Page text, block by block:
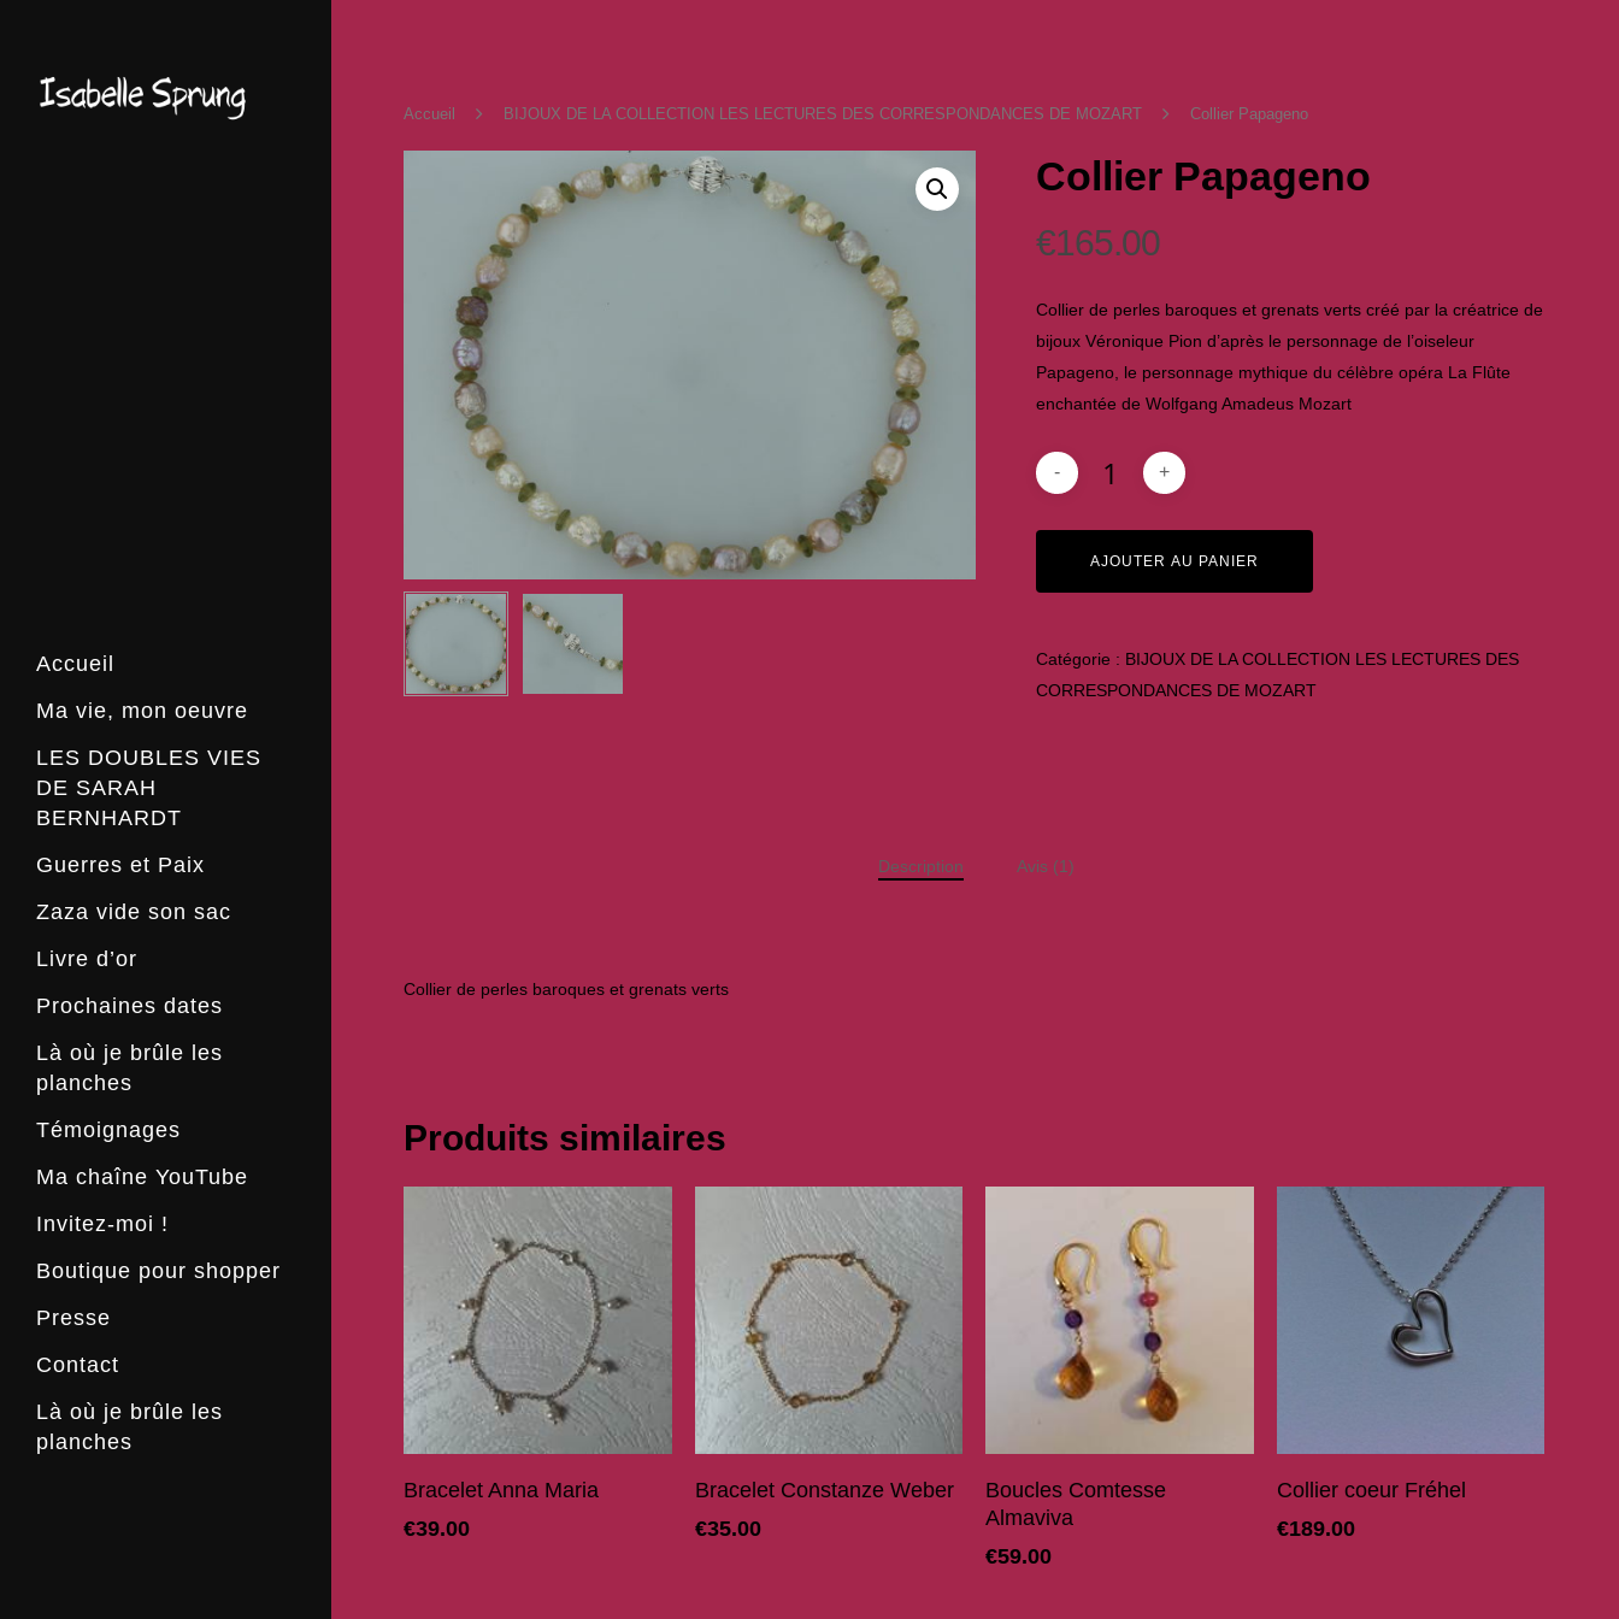
Accueil
Ma vie, mon oeuvre
LES DOUBLES VIES
DE SARAH
BERNHARDT
Guerres et Paix
Zaza vide son sac
Livre d’or
Prochaines dates
Zaza sur le retour et De Fréhel à
nos jours
Les lectures des
Correspondances de Mozart
Le passé, c’est le passé
Là où je brûle les
planches
De Fréhel à nos jours
Zaza sur le retour
Témoignages
Ma chaîne YouTube
Invitez-moi !
Boutique pour shopper
Presse
Interview de Zaza
Interview radio
Contact
Là où je brûle les
planches
Accueil BIJOUX DE LA COLLECTION LES LECTURES DES CORRESPONDANCES DE MOZART Collier Papageno
Collier Papageno
€165.00
Collier de perles baroques et grenats verts créé par la créatrice de
bijoux Véronique Pion d’après le personnage de l’oiseleur
Papageno, le personnage mythique du célèbre opéra La Flûte
enchantée de Wolfgang Amadeus Mozart
AJOUTER AU PANIER
Catégorie : BIJOUX DE LA COLLECTION LES LECTURES DES
CORRESPONDANCES DE MOZART
Description Avis (1)
Collier de perles baroques et grenats verts
Produits similaires
Ajouter Au Panier
Bracelet Anna Maria
€39.00
Ajouter Au Panier
Bracelet Constanze Weber
€35.00
Ajouter Au Panier
Boucles Comtesse
Almaviva
€59.00
Ajouter Au Panier
Collier coeur Fréhel
€189.00